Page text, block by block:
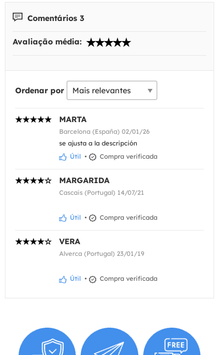
Comentários 3
Avaliação média:
Ordenar por
MARTA
Barcelona (España) 02/01/26
se ajusta a la descripción
Útil • Compra verificada
MARGARIDA
Cascais (Portugal) 14/07/21
Útil • Compra verificada
VERA
Alverca (Portugal) 23/01/19
Útil • Compra verificada